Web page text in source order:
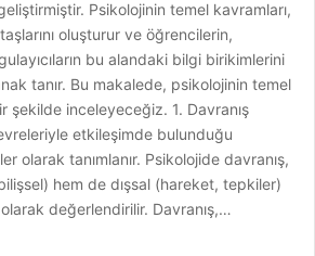
Psikolojinin temel kavramları,
oluşturur ve öğrencilerin,
bu alandaki bilgi birikimlerini
tanır. Bu makalede, psikolojinin temel
şekilde inceleyeceğiz. 1. Davranış
etkileşimde bulunduğu
olarak tanımlanır. Psikolojide davranış,
hem de dışsal (hareket, tepkiler)
değerlendirilir. Davranış,…